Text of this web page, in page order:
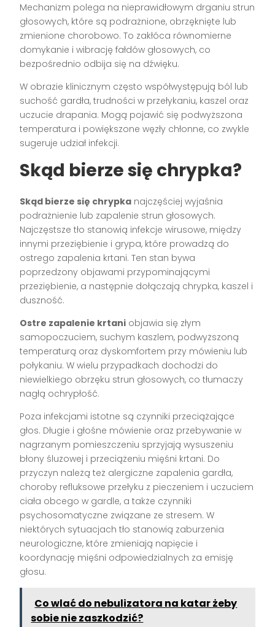
Mechanizm polega na nieprawidłowym drganiu strun
głosowych, które są podrażnione, obrzęknięte lub
zmienione chorobowo. To zakłóca równomierne
domykanie i wibrację fałdów głosowych, co
bezpośrednio odbija się na dźwięku.
W obrazie klinicznym często współwystępują ból lub
suchość gardła, trudności w przełykaniu, kaszel oraz
uczucie drapania. Mogą pojawić się podwyższona
temperatura i powiększone węzły chłonne, co zwykle
sugeruje udział infekcji.
Skąd bierze się chrypka?
Skąd bierze się chrypka najczęściej wyjaśnia
podrażnienie lub zapalenie strun głosowych.
Najczęstsze tło stanowią infekcje wirusowe, między
innymi przeziębienie i grypa, które prowadzą do
ostrego zapalenia krtani. Ten stan bywa
poprzedzony objawami przypominającymi
przeziębienie, a następnie dołączają chrypka, kaszel i
duszność.
Ostre zapalenie krtani objawia się złym
samopoczuciem, suchym kaszlem, podwyższoną
temperaturą oraz dyskomfortem przy mówieniu lub
połykaniu. W wielu przypadkach dochodzi do
niewielkiego obrzęku strun głosowych, co tłumaczy
nagłą ochrypłość.
Poza infekcjami istotne są czynniki przeciążające
głos. Długie i głośne mówienie oraz przebywanie w
nagrzanym pomieszczeniu sprzyjają wysuszeniu
błony śluzowej i przeciążeniu mięśni krtani. Do
przyczyn należą też alergiczne zapalenia gardła,
choroby refluksowe przełyku z pieczeniem i uczuciem
ciała obcego w gardle, a także czynniki
psychosomatyczne związane ze stresem. W
niektórych sytuacjach tło stanowią zaburzenia
neurologiczne, które zmieniają napięcie i
koordynację mięśni odpowiedzialnych za emisję
głosu.
Co wlać do nebulizatora na katar żeby
sobie nie zaszkodzić?